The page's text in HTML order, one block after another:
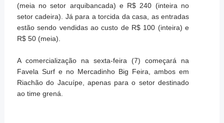
(meia no setor arquibancada) e R$ 240 (inteira no
setor cadeira). Já para a torcida da casa, as entradas
estão sendo vendidas ao custo de R$ 100 (inteira) e
R$ 50 (meia).
A comercialização na sexta-feira (7) começará na
Favela Surf e no Mercadinho Big Feira, ambos em
Riachão do Jacuípe, apenas para o setor destinado
ao time grená.